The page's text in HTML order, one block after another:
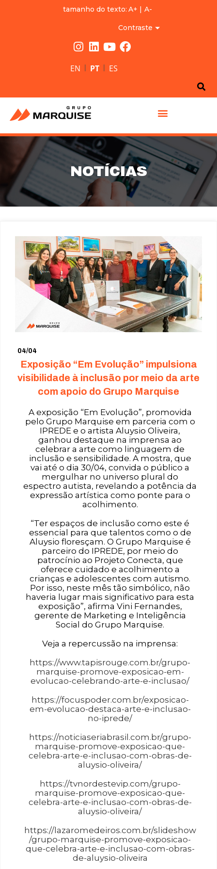
tamanho do texto: A+ | A-
Contraste
EN | PT | ES
NOTÍCIAS
04/04
Exposição “Em Evolução” impulsiona
visibilidade à inclusão por meio da arte
com apoio do Grupo Marquise
A exposição “Em Evolução”, promovida
pelo Grupo Marquise em parceria com o
IPREDE e o artista Aluysio Oliveira,
ganhou destaque na imprensa ao
celebrar a arte como linguagem de
inclusão e sensibilidade. A mostra, que
vai até o dia 30/04, convida o público a
mergulhar no universo plural do
espectro autista, revelando a potência da
expressão artística como ponte para o
acolhimento.
“Ter espaços de inclusão como este é
essencial para que talentos como o de
Aluysio floresçam. O Grupo Marquise é
parceiro do IPREDE, por meio do
patrocínio ao Projeto Conecta, que
oferece cuidado e acolhimento a
crianças e adolescentes com autismo.
Por isso, neste mês tão simbólico, não
haveria lugar mais significativo para esta
exposição”, afirma Vini Fernandes,
gerente de Marketing e Inteligência
Social do Grupo Marquise.
Veja a repercussão na imprensa:
https://www.tapisrouge.com.br/grupo-
marquise-promove-exposicao-em-
evolucao-celebrando-arte-e-inclusao/
https://focuspoder.com.br/exposicao-
em-evolucao-destaca-arte-e-inclusao-
no-iprede/
https://noticiaseriabrasil.com.br/grupo-
marquise-promove-exposicao-que-
celebra-arte-e-inclusao-com-obras-de-
aluysio-oliveira/
https://tvnordestevip.com/grupo-
marquise-promove-exposicao-que-
celebra-arte-e-inclusao-com-obras-de-
aluysio-oliveira/
https://lazaromedeiros.com.br/slideshow
/grupo-marquise-promove-exposicao-
que-celebra-arte-e-inclusao-com-obras-
de-aluysio-oliveira